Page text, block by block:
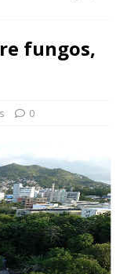
fungos,
0